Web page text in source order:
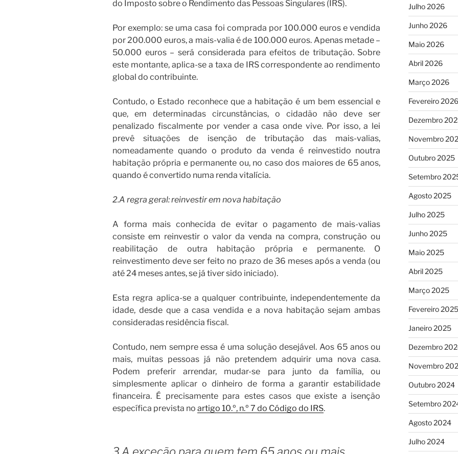
do Imposto sobre o Rendimento das Pessoas Singulares (IRS).
Por exemplo: se uma casa foi comprada por 100.000 euros e vendida
por 200.000 euros, a mais-valia é de 100.000 euros. Apenas metade –
50.000 euros – será considerada para efeitos de tributação. Sobre
este montante, aplica-se a taxa de IRS correspondente ao rendimento
global do contribuinte.
Contudo, o Estado reconhece que a habitação é um bem essencial e
que, em determinadas circunstâncias, o cidadão não deve ser
penalizado fiscalmente por vender a casa onde vive. Por isso, a lei
prevê situações de isenção de tributação das mais-valias,
nomeadamente quando o produto da venda é reinvestido noutra
habitação própria e permanente ou, no caso dos maiores de 65 anos,
quando é convertido numa renda vitalícia.
2.A regra geral: reinvestir em nova habitação
A forma mais conhecida de evitar o pagamento de mais-valias
consiste em reinvestir o valor da venda na compra, construção ou
reabilitação de outra habitação própria e permanente. O
reinvestimento deve ser feito no prazo de 36 meses após a venda (ou
até 24 meses antes, se já tiver sido iniciado).
Esta regra aplica-se a qualquer contribuinte, independentemente da
idade, desde que a casa vendida e a nova habitação sejam ambas
consideradas residência fiscal.
Contudo, nem sempre essa é uma solução desejável. Aos 65 anos ou
mais, muitas pessoas já não pretendem adquirir uma nova casa.
Podem preferir arrendar, mudar-se para junto da família, ou
simplesmente aplicar o dinheiro de forma a garantir estabilidade
financeira. É precisamente para estes casos que existe a isenção
específica prevista no artigo 10.º, n.º 7 do Código do IRS.
Julho 2026
Junho 2026
Maio 2026
Abril 2026
Março 2026
Fevereiro 2026
Dezembro
Novembro
Outubro 2025
Setembro
Agosto 2025
Julho 2025
Junho 2025
Maio 2025
Abril 2025
Março 2025
Fevereiro 2025
Janeiro 2025
Dezembro
Novembro
Outubro 2024
Setembro
Agosto 2024
Julho 2024